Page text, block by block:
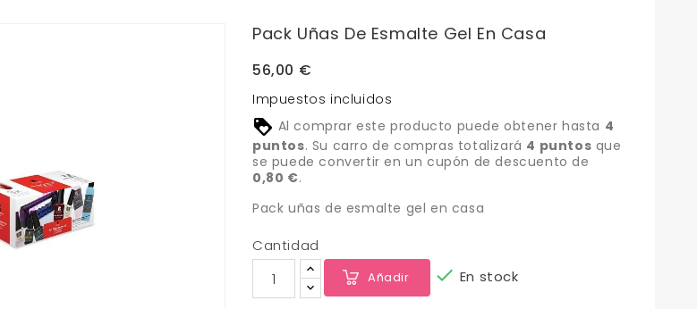
Pack Uñas De Esmalte Gel En Casa
56,00 €
Impuestos incluidos
Al comprar este producto puede obtener hasta 4
puntos. Su carro de compras totalizará 4 puntos que
se puede convertir en un cupón de descuento de
0,80 €.
Pack uñas de esmalte gel en casa
Cantidad
Añadir  En stock